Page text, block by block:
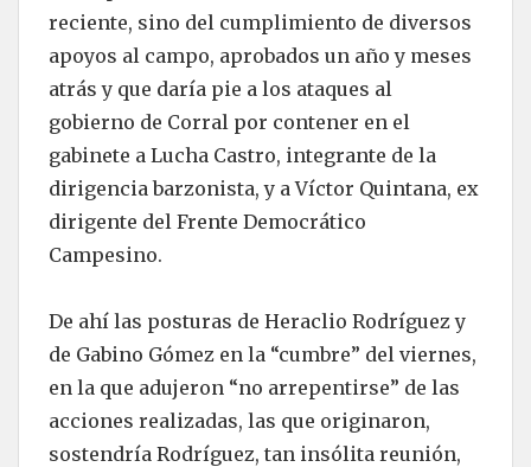
reciente, sino del cumplimiento de diversos
apoyos al campo, aprobados un año y meses
atrás y que daría pie a los ataques al
gobierno de Corral por contener en el
gabinete a Lucha Castro, integrante de la
dirigencia barzonista, y a Víctor Quintana, ex
dirigente del Frente Democrático
Campesino.
De ahí las posturas de Heraclio Rodríguez y
de Gabino Gómez en la “cumbre” del viernes,
en la que adujeron “no arrepentirse” de las
acciones realizadas, las que originaron,
sostendría Rodríguez, tan insólita reunión,